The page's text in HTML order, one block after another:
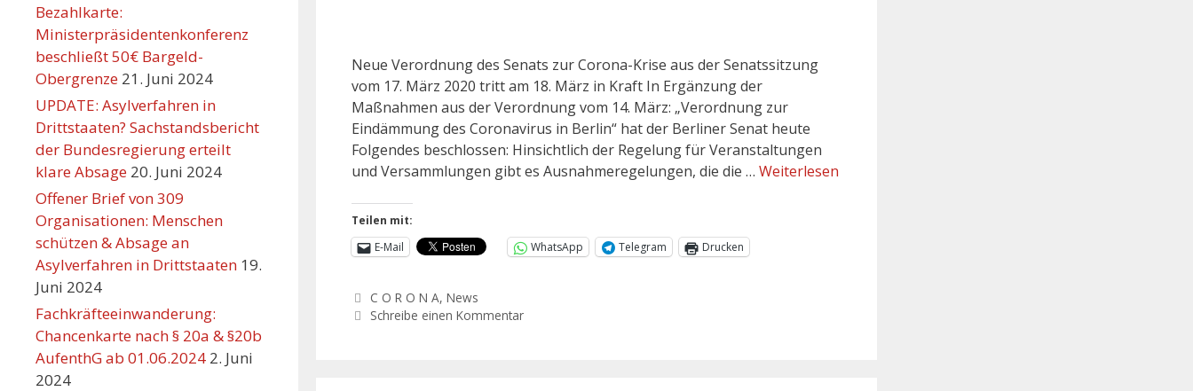
Neue Verordnung des Senats zur Corona-Krise aus der Senatssitzung
vom 17. März 2020 tritt am 18. März in Kraft In Ergänzung der
Maßnahmen aus der Verordnung vom 14. März: „Verordnung zur
Eindämmung des Coronavirus in Berlin“ hat der Berliner Senat heute
Folgendes beschlossen: Hinsichtlich der Regelung für Veranstaltungen
und Versammlungen gibt es Ausnahmeregelungen, die die … Weiterlesen
Teilen mit:
E-Mail
WhatsApp Telegram Drucken
C O R O N A,News
Schreibe einen Kommentar
Bezahlkarte:
Ministerpräsidentenkonferenz
beschließt 50€ Bargeld-
Obergrenze 21. Juni 2024
UPDATE: Asylverfahren in
Drittstaaten? Sachstandsbericht
der Bundesregierung erteilt
klare Absage 20. Juni 2024
Offener Brief von 309
Organisationen: Menschen
schützen & Absage an
Asylverfahren in Drittstaaten 19.
Juni 2024
Fachkräfteeinwanderung:
Chancenkarte nach § 20a & §20b
AufenthG ab 01.06.2024 2. Juni
2024